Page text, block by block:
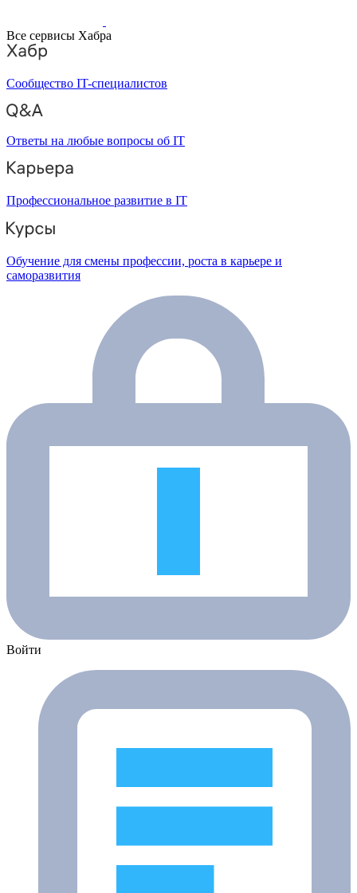
Все сервисы Хабра
Сообщество IT-специалистов
Ответы на любые вопросы об IT
Профессиональное развитие в IT
Обучение для смены профессии, роста в карьере и
саморазвития
Войти